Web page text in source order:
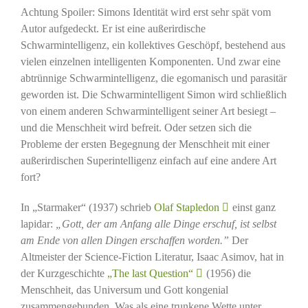
Achtung Spoiler: Simons Identität wird erst sehr spät vom
Autor aufgedeckt. Er ist eine außerirdische
Schwarmintelligenz, ein kollektives Geschöpf, bestehend aus
vielen einzelnen intelligenten Komponenten. Und zwar eine
abtrünnige Schwarmintelligenz, die egomanisch und parasitär
geworden ist. Die Schwarmintelligent Simon wird schließlich
von einem anderen Schwarmintelligent seiner Art besiegt –
und die Menschheit wird befreit. Oder setzen sich die
Probleme der ersten Begegnung der Menschheit mit einer
außerirdischen Superintelligenz einfach auf eine andere Art
fort?
In „Starmaker“ (1937) schrieb Olaf Stapledon
einst ganz
lapidar:
„Gott, der am Anfang alle Dinge erschuf, ist selbst
am Ende von allen Dingen erschaffen worden.” Der
Altmeister der Science-Fiction Literatur, Isaac Asimov, hat in
der Kurzgeschichte „The last Question“
(1956) die
Menschheit, das Universum und Gott kongenial